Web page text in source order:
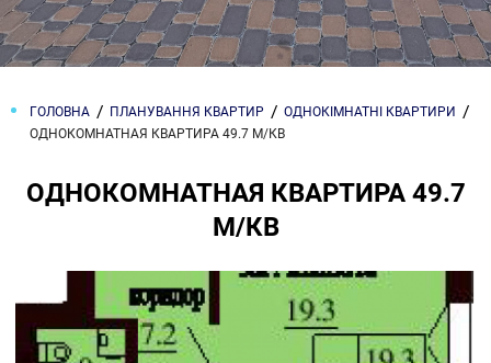
ГОЛОВНА ПЛАНУВАННЯ КВАРТИР
ОДНОКІМНАТНІ КВАРТИРИ
ОДНОКОМНАТНАЯ КВАРТИРА 49.7 М/КВ
ОДНОКОМНАТНАЯ КВАРТИРА 49.7
М/КВ